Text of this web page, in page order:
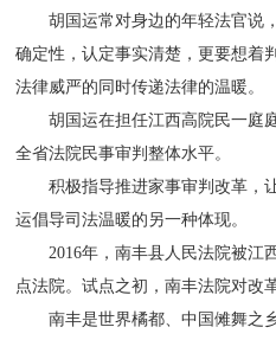
胡国运常对身边的年轻法官说
确定性，认定事实清楚，更要想着
法律威严的同时传递法律的温暖。
胡国运在担任江西高院民一庭
全省法院民事审判整体水平。
积极指导推进家事审判改革，让
运倡导司法温暖的另一种体现。
2016年，南丰县人民法院被江
点法院。试点之初，南丰法院对改
南丰是世界橘都、中国傩舞之乡